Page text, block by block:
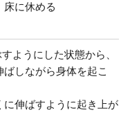
床に休める
ようにした状態から、
ばしながら身体を起こ
に伸ばすように起き上が